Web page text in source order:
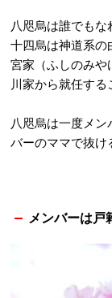
八咫烏は誰でも
十四烏は神道系の
宮家（ふしのみや
川家から就任する
八咫烏は一度メ
バーのママで抜け
メンバーは戸